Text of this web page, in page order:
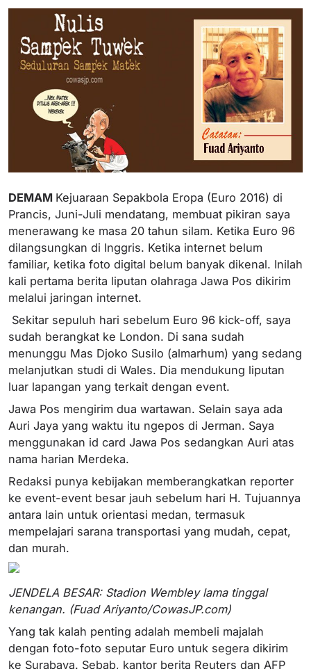
DEMAM Kejuaraan Sepakbola Eropa (Euro 2016) di
Prancis, Juni-Juli mendatang, membuat pikiran saya
menerawang ke masa 20 tahun silam. Ketika Euro 96
dilangsungkan di Inggris. Ketika internet belum
familiar, ketika foto digital belum banyak dikenal. Inilah
kali pertama berita liputan olahraga Jawa Pos dikirim
melalui jaringan internet.
Sekitar sepuluh hari sebelum Euro 96 kick-off, saya
sudah berangkat ke London. Di sana sudah
menunggu Mas Djoko Susilo (almarhum) yang sedang
melanjutkan studi di Wales. Dia mendukung liputan
luar lapangan yang terkait dengan event.
Jawa Pos mengirim dua wartawan. Selain saya ada
Auri Jaya yang waktu itu ngepos di Jerman. Saya
menggunakan id card Jawa Pos sedangkan Auri atas
nama harian Merdeka.
Redaksi punya kebijakan memberangkatkan reporter
ke event-event besar jauh sebelum hari H. Tujuannya
antara lain untuk orientasi medan, termasuk
mempelajari sarana transportasi yang mudah, cepat,
dan murah.
JENDELA BESAR: Stadion Wembley lama tinggal
kenangan. (Fuad Ariyanto/CowasJP.com)
Yang tak kalah penting adalah membeli majalah
dengan foto-foto seputar Euro untuk segera dikirim
ke Surabaya. Sebab, kantor berita Reuters dan AFP